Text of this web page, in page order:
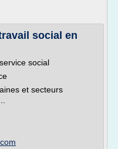
social en
social
et secteurs